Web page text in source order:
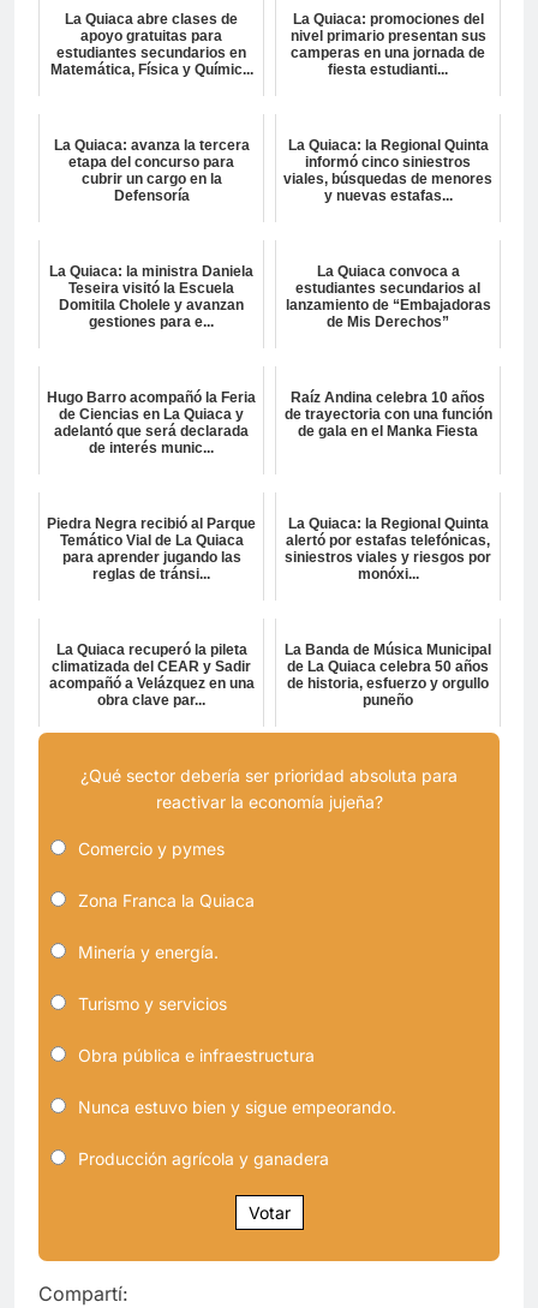
La Quiaca abre clases de
apoyo gratuitas para
estudiantes secundarios en
Matemática, Física y Químic...
La Quiaca: promociones del
nivel primario presentan sus
camperas en una jornada de
fiesta estudianti...
La Quiaca: avanza la tercera
etapa del concurso para
cubrir un cargo en la
Defensoría
La Quiaca: la Regional Quinta
informó cinco siniestros
viales, búsquedas de menores
y nuevas estafas...
La Quiaca: la ministra Daniela
Teseira visitó la Escuela
Domitila Cholele y avanzan
gestiones para e...
La Quiaca convoca a
estudiantes secundarios al
lanzamiento de “Embajadoras
de Mis Derechos”
Hugo Barro acompañó la Feria
de Ciencias en La Quiaca y
adelantó que será declarada
de interés munic...
Raíz Andina celebra 10 años
de trayectoria con una función
de gala en el Manka Fiesta
Piedra Negra recibió al Parque
Temático Vial de La Quiaca
para aprender jugando las
reglas de tránsi...
La Quiaca: la Regional Quinta
alertó por estafas telefónicas,
siniestros viales y riesgos por
monóxi...
La Quiaca recuperó la pileta
climatizada del CEAR y Sadir
acompañó a Velázquez en una
obra clave par...
La Banda de Música Municipal
de La Quiaca celebra 50 años
de historia, esfuerzo y orgullo
puneño
¿Qué sector debería ser prioridad absoluta para
reactivar la economía jujeña?
Comercio y pymes
Zona Franca la Quiaca
Minería y energía.
Turismo y servicios
Obra pública e infraestructura
Nunca estuvo bien y sigue empeorando.
Producción agrícola y ganadera
Votar
Compartí: